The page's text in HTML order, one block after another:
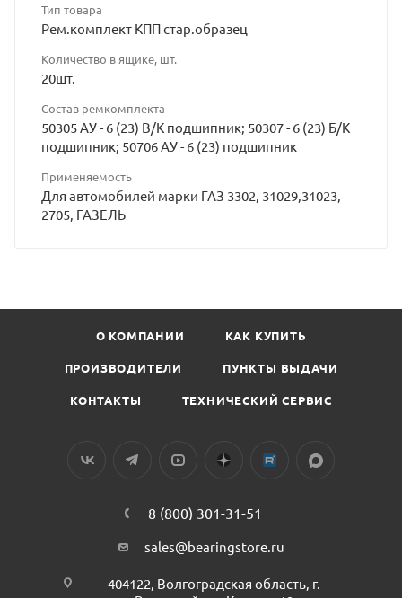
Тип товара
Рем.комплект КПП стар.образец
Количество в ящике, шт.
20шт.
Состав ремкомплекта
50305 АУ - 6 (23) В/К подшипник; 50307 - 6 (23) Б/К
подшипник; 50706 АУ - 6 (23) подшипник
Применяемость
Для автомобилей марки ГАЗ 3302, 31029,31023,
2705, ГАЗЕЛЬ
О КОМПАНИИ КАК КУПИТЬ
ПРОИЗВОДИТЕЛИ ПУНКТЫ ВЫДАЧИ
КОНТАКТЫ ТЕХНИЧЕСКИЙ СЕРВИС
8 (800) 301-31-51
sales@bearingstore.ru
404122, Волгоградская область, г.